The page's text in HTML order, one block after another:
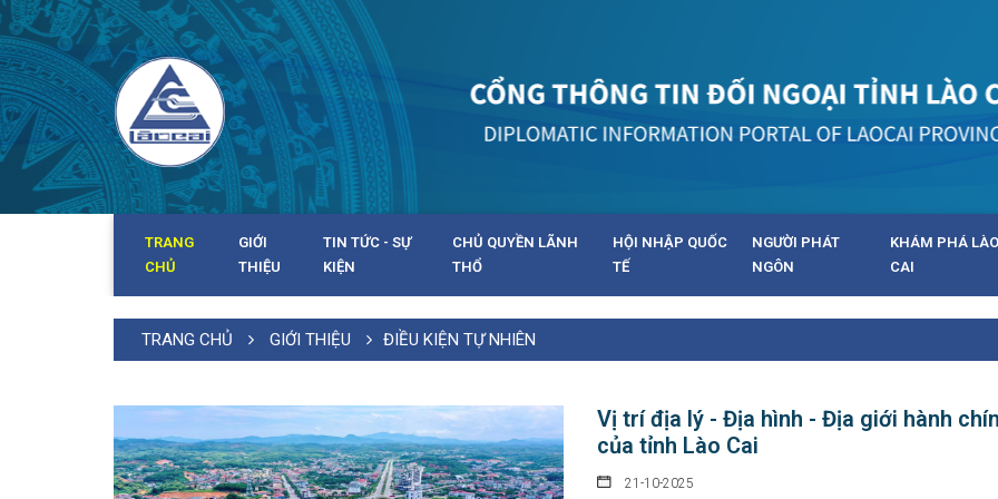
TRANG
CHỦ
GIỚI
THIỆU
TIN TỨC - SỰ
KIỆN
CHỦ QUYỀN LÃNH
THỔ
HỘI NHẬP QUỐC
TẾ
NGƯỜI PHÁT
NGÔN
KHÁM PHÁ LÀO
CAI
TRANG CHỦ GIỚI THIỆU ĐIỀU KIỆN TỰ NHIÊN
Vị trí địa lý - Địa hình - Địa giới hành
của tỉnh Lào Cai
21-10-2025